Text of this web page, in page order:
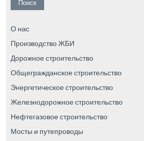
О нас
Производство ЖБИ
Дорожное строительство
Общегражданское строительство
Энергетическое строительство
Железнодорожное строительство
Нефтегазовое строительство
Мосты и путепроводы